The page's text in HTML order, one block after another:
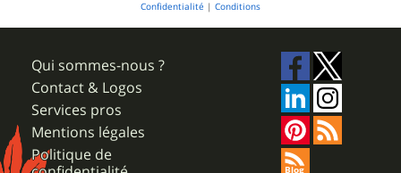
Confidentialité | Conditions
Qui sommes-nous ?
Contact & Logos
Services pros
Mentions légales
Politique de